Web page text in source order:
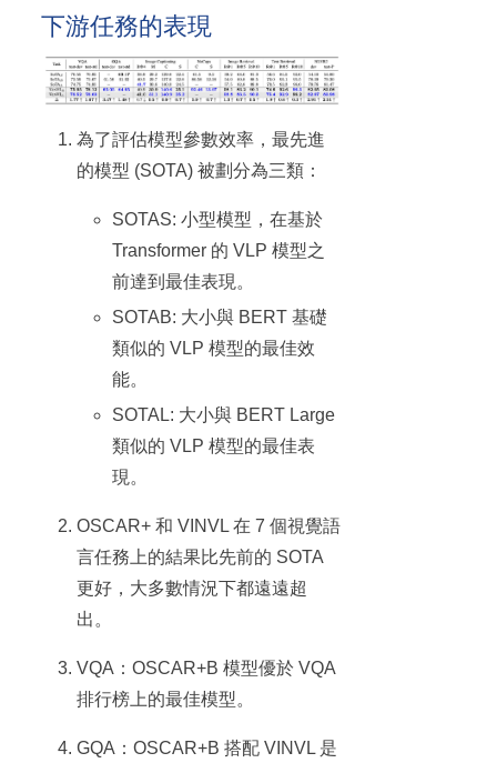
下游任務的表現
為了評估模型參數效率，最先進
的模型 (SOTA) 被劃分為三類：
SOTAS: 小型模型，在基於
Transformer 的 VLP 模型之
前達到最佳表現。
SOTAB: 大小與 BERT 基礎
類似的 VLP 模型的最佳效
能。
SOTAL: 大小與 BERT Large
類似的 VLP 模型的最佳表
現。
OSCAR+ 和 VINVL 在 7 個視覺語
言任務上的結果比先前的 SOTA
更好，大多數情況下都遠遠超
出。
VQA：OSCAR+B 模型優於 VQA
排行榜上的最佳模型。
GQA：OSCAR+B 搭配 VINVL 是